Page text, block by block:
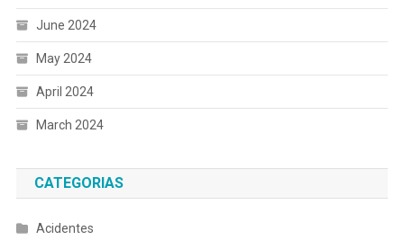
June 2024
May 2024
April 2024
March 2024
CATEGORIAS
Acidentes